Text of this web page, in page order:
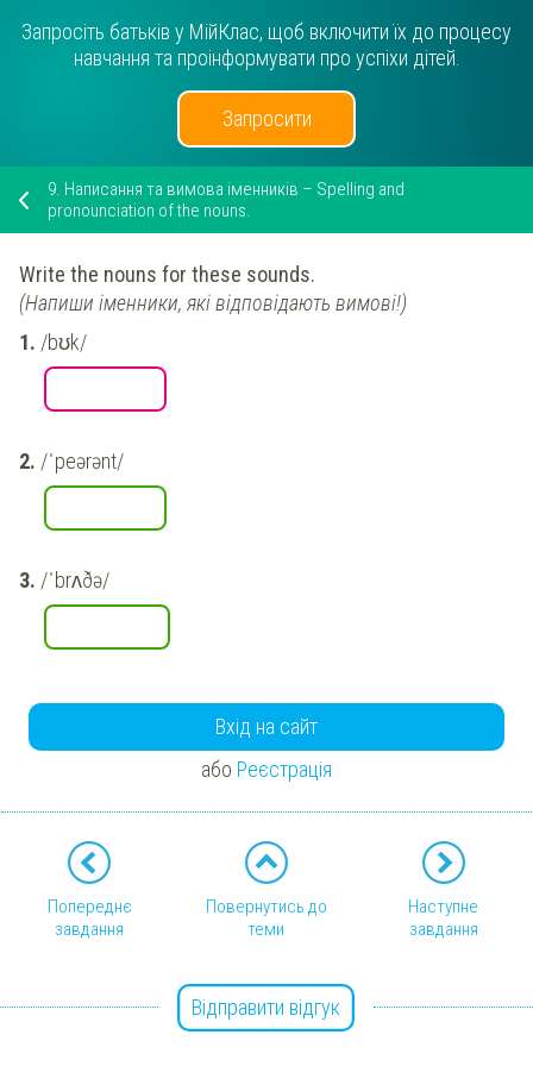
Запросіть батьків у МійКлас, щоб включити їх до процесу
навчання та проінформувати про успіхи дітей.
Запросити
9. Написання та вимова іменників – Spelling and
pronounciation of the nouns.
Write the nouns for these sounds.
(Напиши іменники, які відповідають вимові!)
/bʊk/
/ˈpeərənt/
/ˈbrʌðə/
Вхід на сайт
або Реєстрація
Попереднє
завдання
Повернутись до
теми
Наступне
завдання
Відправити відгук